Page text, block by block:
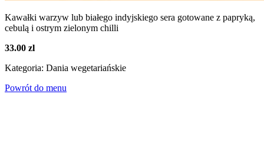
Kawałki warzyw lub białego indyjskiego sera gotowane z papryką,
cebulą i ostrym zielonym chilli
33.00 zl
Kategoria: Dania wegetariańskie
Powrót do menu